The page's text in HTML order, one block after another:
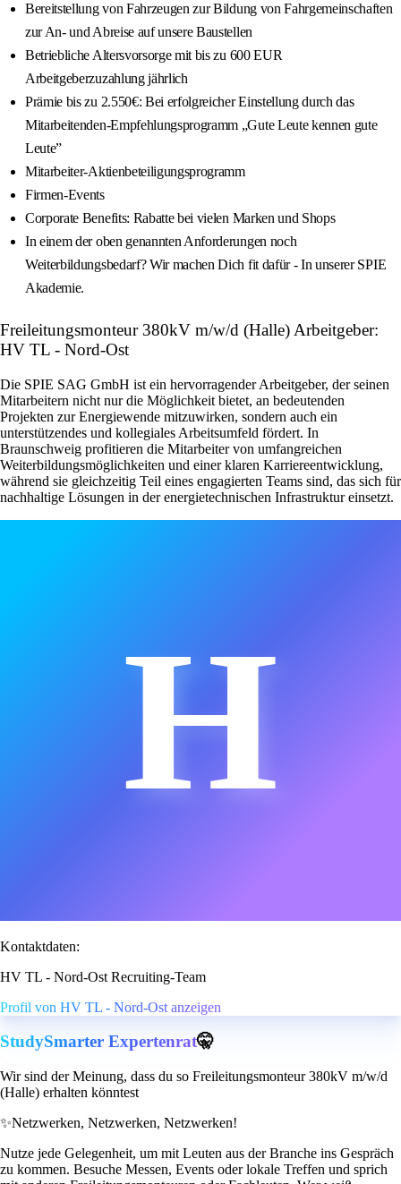
Bereitstellung von Fahrzeugen zur Bildung von Fahrgemeinschaften
zur An- und Abreise auf unsere Baustellen
Betriebliche Altersvorsorge mit bis zu 600 EUR
Arbeitgeberzuzahlung jährlich
Prämie bis zu 2.550€: Bei erfolgreicher Einstellung durch das
Mitarbeitenden-Empfehlungsprogramm „Gute Leute kennen gute
Leute”
Mitarbeiter-Aktienbeteiligungsprogramm
Firmen-Events
Corporate Benefits: Rabatte bei vielen Marken und Shops
In einem der oben genannten Anforderungen noch
Weiterbildungsbedarf? Wir machen Dich fit dafür - In unserer SPIE
Akademie.
Freileitungsmonteur 380kV m/w/d (Halle) Arbeitgeber:
HV TL - Nord-Ost
Die SPIE SAG GmbH ist ein hervorragender Arbeitgeber, der seinen
Mitarbeitern nicht nur die Möglichkeit bietet, an bedeutenden
Projekten zur Energiewende mitzuwirken, sondern auch ein
unterstützendes und kollegiales Arbeitsumfeld fördert. In
Braunschweig profitieren die Mitarbeiter von umfangreichen
Weiterbildungsmöglichkeiten und einer klaren Karriereentwicklung,
während sie gleichzeitig Teil eines engagierten Teams sind, das sich für
nachhaltige Lösungen in der energietechnischen Infrastruktur einsetzt.
H
Kontaktdaten:
HV TL - Nord-Ost Recruiting-Team
Profil von HV TL - Nord-Ost anzeigen
StudySmarter Expertenrat🤫
Wir sind der Meinung, dass du so Freileitungsmonteur 380kV m/w/d
(Halle) erhalten könntest
✨Netzwerken, Netzwerken, Netzwerken!
Nutze jede Gelegenheit, um mit Leuten aus der Branche ins Gespräch
zu kommen. Besuche Messen, Events oder lokale Treffen und sprich